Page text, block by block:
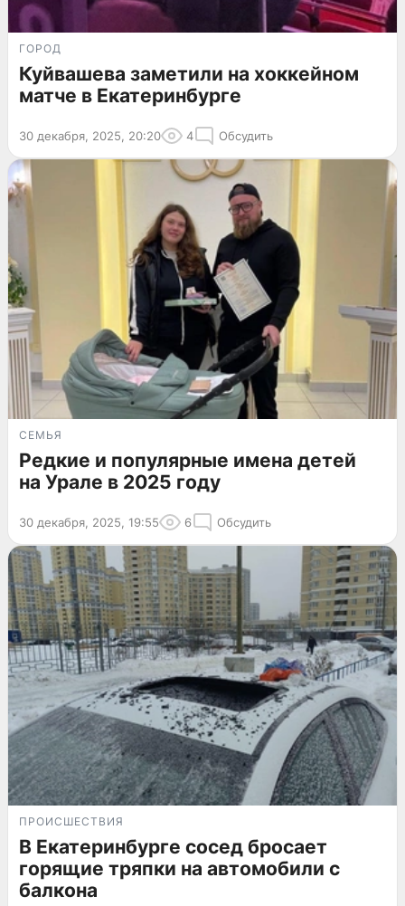
ГОРОД
Куйвашева заметили на хоккейном
матче в Екатеринбурге
30 декабря, 2025, 20:20 4 Обсудить
СЕМЬЯ
Редкие и популярные имена детей
на Урале в 2025 году
30 декабря, 2025, 19:55 6 Обсудить
ПРОИСШЕСТВИЯ
В Екатеринбурге сосед бросает
горящие тряпки на автомобили с
балкона